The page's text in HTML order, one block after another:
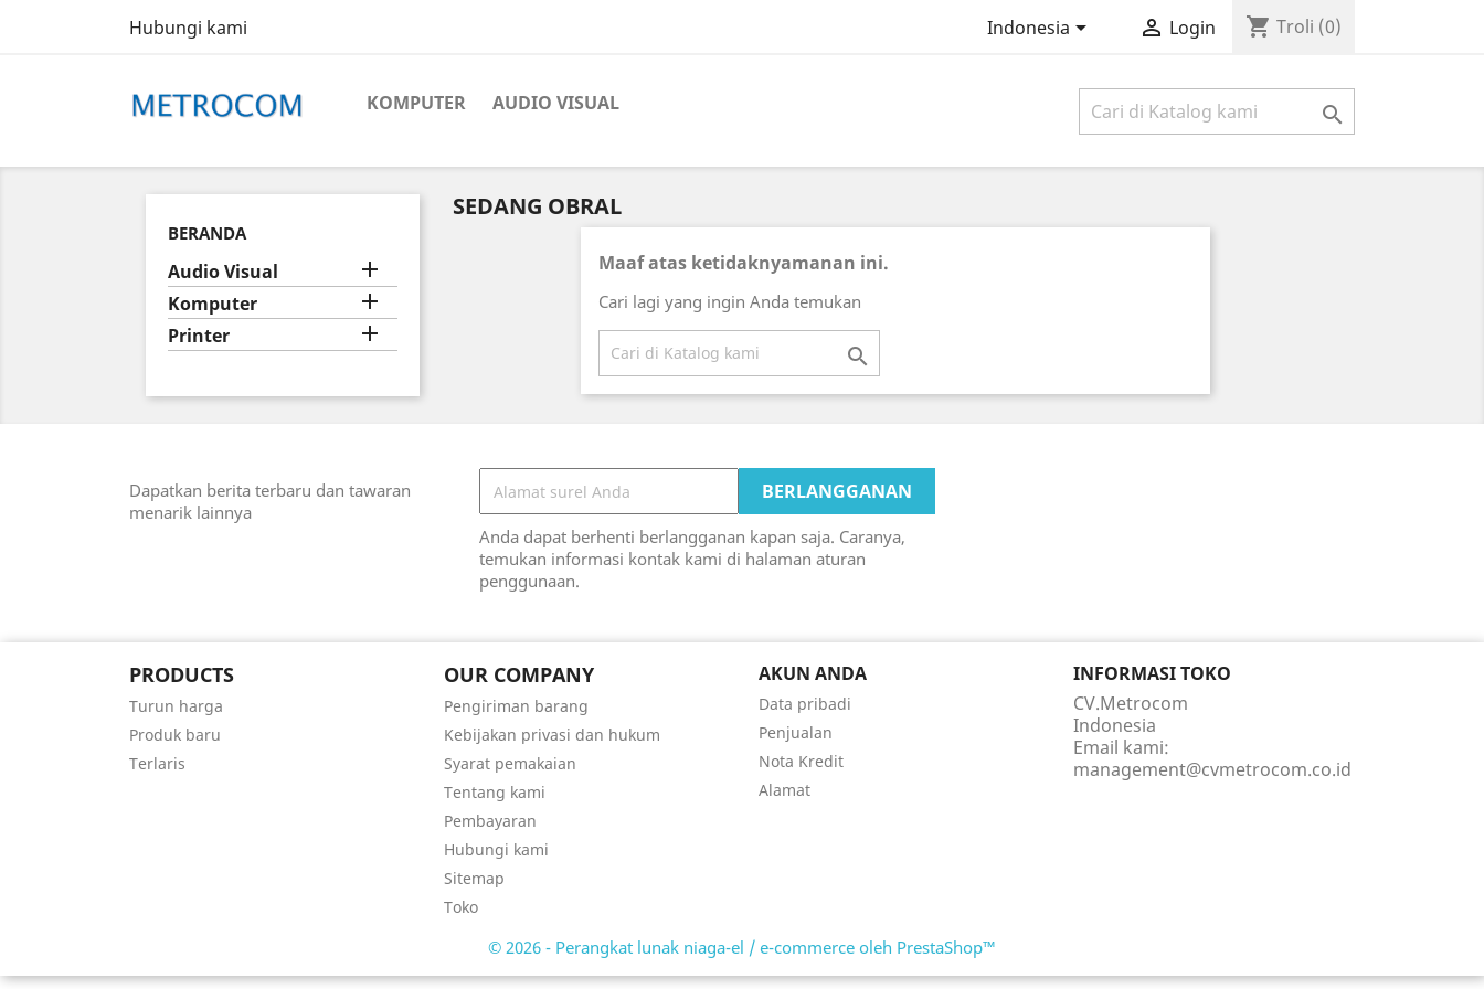
Hubungi kami Indonesia  Login shopping_cart Troli (0)
KOMPUTER AUDIO VISUAL 
BERANDA
Audio Visual 
Komputer 
Printer 
SEDANG OBRAL
Maaf atas ketidaknyamanan ini.
Cari lagi yang ingin Anda temukan

Dapatkan berita terbaru dan tawaran
menarik lainnya
Anda dapat berhenti berlangganan kapan saja. Caranya,
temukan informasi kontak kami di halaman aturan
penggunaan.
PRODUCTS
Turun harga
Produk baru
Terlaris
OUR COMPANY
Pengiriman barang
Kebijakan privasi dan hukum
Syarat pemakaian
Tentang kami
Pembayaran
Hubungi kami
Sitemap
Toko
AKUN ANDA
Data pribadi
Penjualan
Nota Kredit
Alamat
INFORMASI TOKO
CV.Metrocom
Indonesia
Email kami:
management@cvmetrocom.co.id
© 2026 - Perangkat lunak niaga-el / e-commerce oleh PrestaShop™